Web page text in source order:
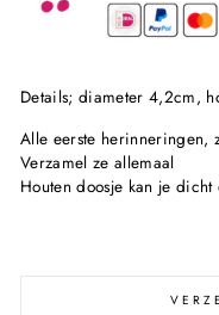
Details; diameter 4,2cm,
Alle eerste herinneringen,
Verzamel ze allemaal
Houten doosje kan je